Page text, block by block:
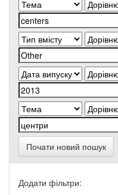
Почати новий пошук
Додати фільтри: